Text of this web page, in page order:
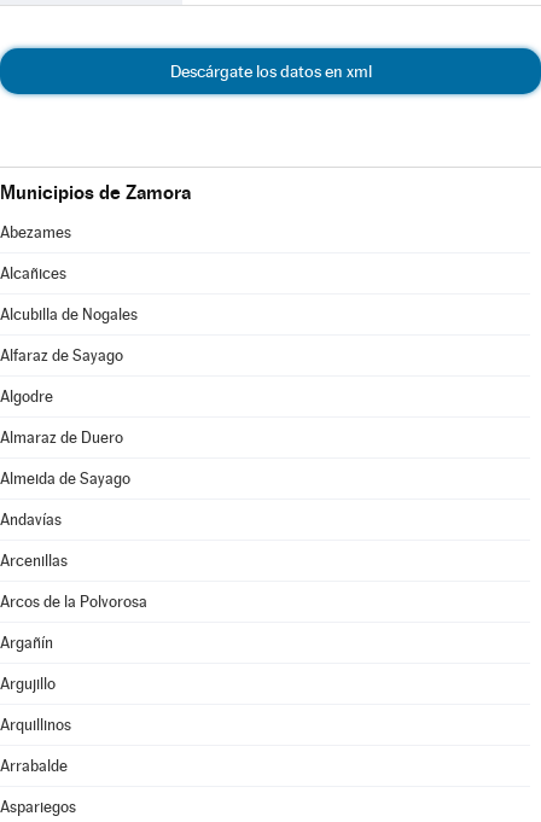
Descárgate los datos en xml
Municipios de Zamora
Abezames
Alcañices
Alcubilla de Nogales
Alfaraz de Sayago
Algodre
Almaraz de Duero
Almeida de Sayago
Andavías
Arcenillas
Arcos de la Polvorosa
Argañín
Argujillo
Arquillinos
Arrabalde
Aspariegos